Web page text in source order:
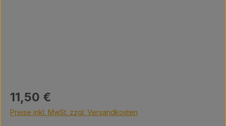
Regulärer Preis:
11,50 €
Preise inkl. MwSt. zzgl. Versandkosten